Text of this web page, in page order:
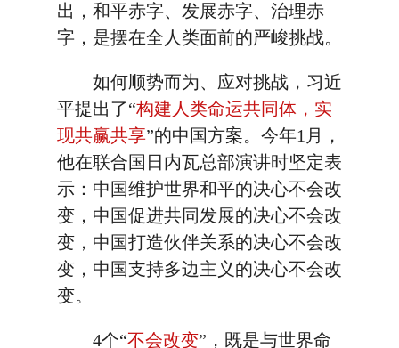
出，和平赤字、发展赤字、治理赤
字，是摆在全人类面前的严峻挑战。
如何顺势而为、应对挑战，习近
平提出了“构建人类命运共同体，实
现共赢共享”的中国方案。今年1月，
他在联合国日内瓦总部演讲时坚定表
示：中国维护世界和平的决心不会改
变，中国促进共同发展的决心不会改
变，中国打造伙伴关系的决心不会改
变，中国支持多边主义的决心不会改
变。
4个“不会改变”，既是与世界命